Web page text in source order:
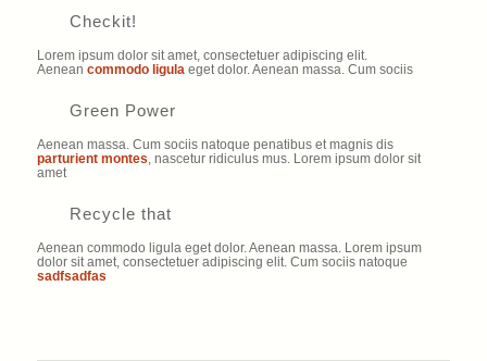
Checkit!
Lorem ipsum dolor sit amet, consectetuer adipiscing elit.
Aenean commodo ligulaeget dolor. Aenean massa. Cum sociis
Green Power
Aenean massa. Cum sociis natoque penatibus et magnis dis
parturient montes, nascetur ridiculus mus. Lorem ipsum dolor sit
amet
Recycle that
Aenean commodo ligula eget dolor. Aenean massa. Lorem ipsum
dolor sit amet, consectetuer adipiscing elit. Cum sociis natoque
sadfsadfas